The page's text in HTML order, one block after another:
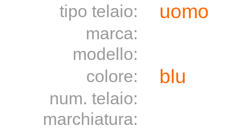
tipo telaio: uomo
marca:
modello:
colore:
blu
num. telaio:
marchiatura: